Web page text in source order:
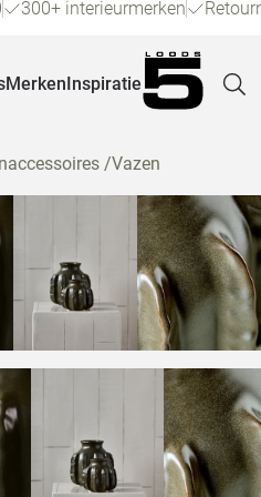
300+ interieurmerken
MerkenInspiratie
/Vazen